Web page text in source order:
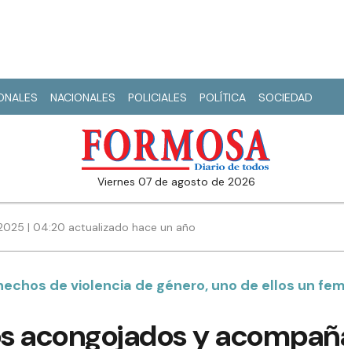
NACIONALES POLICIALES POLÍTICA SOCIEDAD
viernes 07 de agosto de 2026
| 04:20 actualizado hace un año
de violencia de género, uno de ellos un
acongojados y